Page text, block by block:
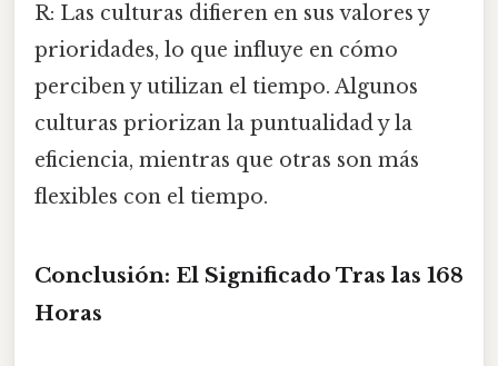
R: Las culturas difieren en sus valores y
prioridades, lo que influye en cómo
perciben y utilizan el tiempo. Algunos
culturas priorizan la puntualidad y la
eficiencia, mientras que otras son más
flexibles con el tiempo.
Conclusión: El Significado Tras las 168
Horas